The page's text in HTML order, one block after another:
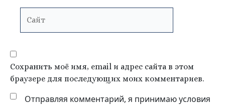
Сохранить моё имя, email и адрес сайта в этом
браузере для последующих моих комментариев.
Отправляя комментарий, я принимаю условия